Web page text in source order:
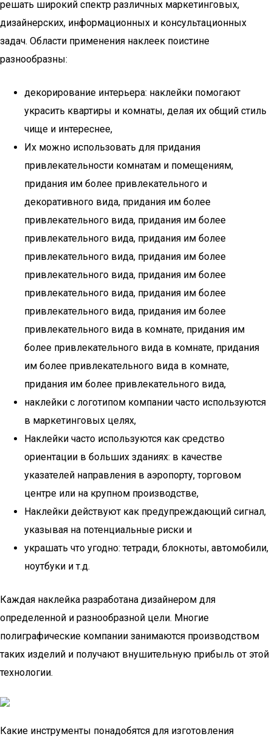
решать широкий спектр различных маркетинговых,
дизайнерских, информационных и консультационных
задач. Области применения наклеек поистине
разнообразны:
декорирование интерьера: наклейки помогают
украсить квартиры и комнаты, делая их общий стиль
чище и интереснее,
Их можно использовать для придания
привлекательности комнатам и помещениям,
придания им более привлекательного и
декоративного вида, придания им более
привлекательного вида, придания им более
привлекательного вида, придания им более
привлекательного вида, придания им более
привлекательного вида, придания им более
привлекательного вида, придания им более
привлекательного вида, придания им более
привлекательного вида в комнате, придания им
более привлекательного вида в комнате, придания
им более привлекательного вида в комнате,
придания им более привлекательного вида,
наклейки с логотипом компании часто используются
в маркетинговых целях,
Наклейки часто используются как средство
ориентации в больших зданиях: в качестве
указателей направления в аэропорту, торговом
центре или на крупном производстве,
Наклейки действуют как предупреждающий сигнал,
указывая на потенциальные риски и
украшать что угодно: тетради, блокноты, автомобили,
ноутбуки и т.д.
Каждая наклейка разработана дизайнером для
определенной и разнообразной цели. Многие
полиграфические компании занимаются производством
таких изделий и получают внушительную прибыль от этой
технологии.
Какие инструменты понадобятся для изготовления